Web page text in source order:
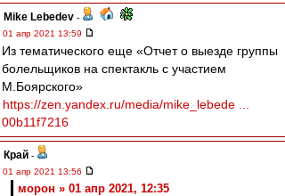
Mike Lebedev -
01 апр 2021 13:59
Из тематического еще «Отчет о выезде группы
болельщиков на спектакль с участием
М.Боярского»
https://zen.yandex.ru/media/mike_lebede ...
00b11f7216
Край -
01 апр 2021 13:56
морон » 01 апр 2021, 12:35